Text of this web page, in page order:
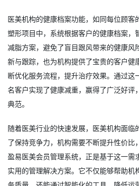
医美机构的健康档案功能，如同每位顾客
塑形项目中，系统根据客户的健康档案，
减脂方案，避免了盲目跟风带来的健康风
新与跟踪，也为机构提供了宝贵的客户健
断优化服务流程，提升治疗效果。通过这
名客户实现了健康减重，赢得了广泛好评
典范。
随着医美行业的快速发展，医美机构面临
了保持竞争力，机构需要不断提升性价比
盈易医美会员管理系统，正是基于这一需
实用的管理解决方案。它不仅能够帮助机